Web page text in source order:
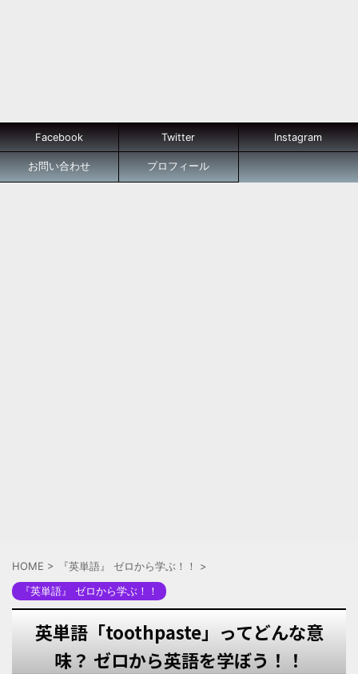
Facebook Twitter Instagram
お問い合わせ プロフィール
HOME > 『英単語』 ゼロから学ぶ！！
>
『英単語』 ゼロから学ぶ！！
英単語「toothpaste」ってどんな意
味？ ゼロから英語を学ぼう！！